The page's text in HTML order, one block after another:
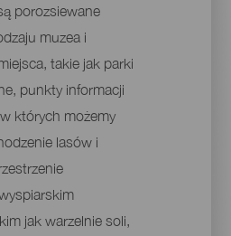
porozsiewane
muzea i
takie jak parki
punkty informacji
których możemy
lasów i
jak warzelnie soli,